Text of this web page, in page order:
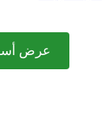
عرض